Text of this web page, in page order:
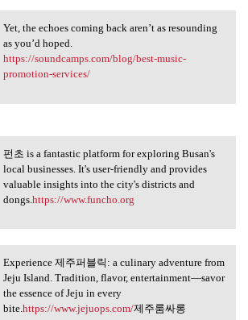
the echoes coming back
Yet, the echoes coming back aren’t as resounding
as you’d hoped.
https://soundcamps.com/blog/best-music-
promotion-services/
초 is a fantastic platform
펀초 is a fantastic platform for exploring Busan's
local businesses. It's user-friendly and provides
valuable insights into the city's districts and
dongs. https://www.funcho.org
제주퍼블릭: a culinary
Experience 제주퍼블릭: a culinary adventure from
Jeju Island. Tradition, flavor, entertainment—savor
the essence of Jeju in every
bite.https://www.jejuops.com/제주룸싸롱